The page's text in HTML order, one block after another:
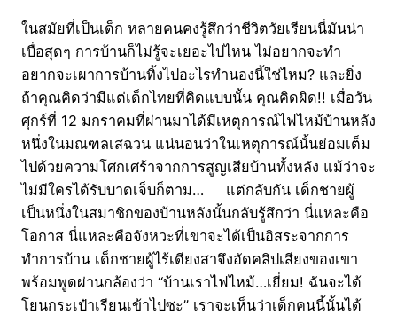
ในสมัยที่เป็นเด็ก หลายคนคงรู้สึกว่าชีวิตวัยเรียนนี่มันน่า
เบื่อสุดๆ การบ้านก็ไม่รู้จะเยอะไปไหน ไม่อยากจะทำ
อยากจะเผาการบ้านทิ้งไปอะไรทำนองนี้ใช่ไหม? และยิ่ง
ถ้าคุณคิดว่ามีแต่เด็กไทยที่คิดแบบนั้น คุณคิดผิด!! เมื่อวัน
ศุกร์ที่ 12 มกราคมที่ผ่านมาได้มีเหตุการณ์ไฟไหม้บ้านหลัง
หนึ่งในมณฑลเสฉวน แน่นอนว่าในเหตุการณ์นั้นย่อมเต็ม
ไปด้วยความโศกเศร้าจากการสูญเสียบ้านทั้งหลัง แม้ว่าจะ
ไม่มีใครได้รับบาดเจ็บก็ตาม… แต่กลับกัน เด็กชายผู้
เป็นหนึ่งในสมาชิกของบ้านหลังนั้นกลับรู้สึกว่า นี่แหละคือ
โอกาส นี่แหละคือจังหวะที่เขาจะได้เป็นอิสระจากการ
ทำการบ้าน เด็กชายผู้ไร้เดียงสาจึงอัดคลิปเสียงของเขา
พร้อมพูดผ่านกล้องว่า “บ้านเราไฟไหม้…เยี่ยม! ฉันจะได้
โยนกระเป๋าเรียนเข้าไปซะ” เราจะเห็นว่าเด็กคนนี้นั้นได้